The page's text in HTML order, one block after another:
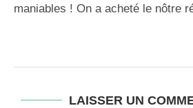
maniables ! On a acheté le nôtre
LAISSER UN